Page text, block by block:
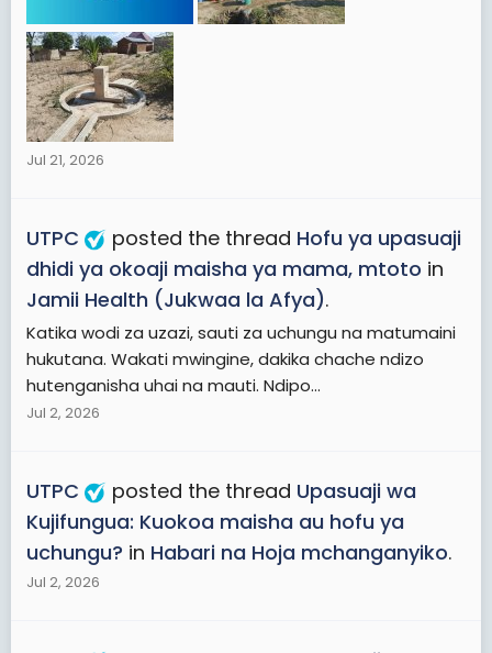
Jul 21, 2026
UTPC posted the thread Hofu ya upasuaji
dhidi ya okoaji maisha ya mama, mtoto in
Jamii Health (Jukwaa la Afya).
Katika wodi za uzazi, sauti za uchungu na matumaini
hukutana. Wakati mwingine, dakika chache ndizo
hutenganisha uhai na mauti. Ndipo...
Jul 2, 2026
UTPC posted the thread Upasuaji wa
Kujifungua: Kuokoa maisha au hofu ya
uchungu? in Habari na Hoja mchanganyiko.
Jul 2, 2026